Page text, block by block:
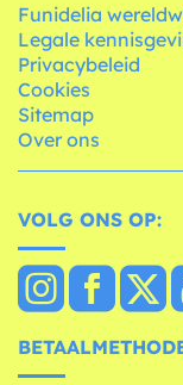
Funidelia
Legale
Privacybeleid
Cookies
Sitemap
Over ons
VOLG ONS OP: